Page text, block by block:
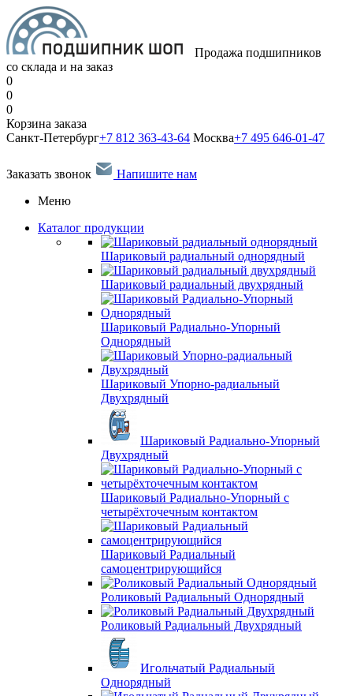
Продажа подшипников
со склада и на заказ
0
0
0
Корзина заказа
Санкт-Петербург+7 812 363-43-64 Москва+7 495 646-01-47
Заказать звонок
Напишите нам
Меню
Каталог продукции
Шариковый радиальный однорядный
Шариковый радиальный двухрядный
Шариковый Радиально-Упорный
Однорядный
Шариковый Упорно-радиальный
Двухрядный
Шариковый Радиально-Упорный
Двухрядный
Шариковый Радиально-Упорный с
четырёхточечным контактом
Шариковый Радиальный
самоцентрирующийся
Роликовый Радиальный Однорядный
Роликовый Радиальный Двухрядный
Игольчатый Радиальный
Однорядный